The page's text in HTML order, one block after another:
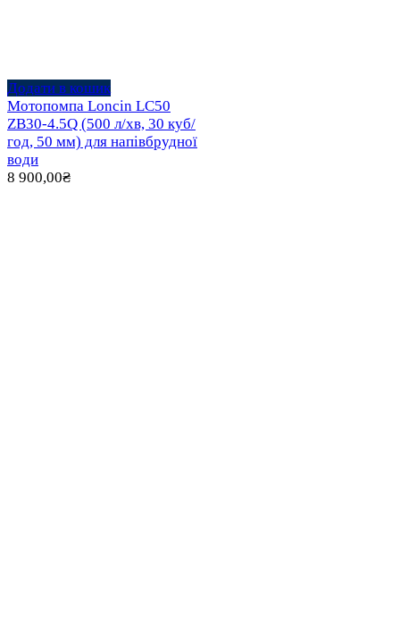
Додати в кошик
Мотопомпа Loncin LC50
ZB30-4.5Q (500 л/хв, 30 куб/
год, 50 мм) для напівбрудної
води
8 900,00₴